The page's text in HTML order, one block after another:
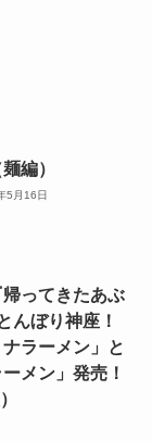
編）
5月16日
帰ってきたあぶ
んぼり神座！
ラーメン」と
メン」発売！